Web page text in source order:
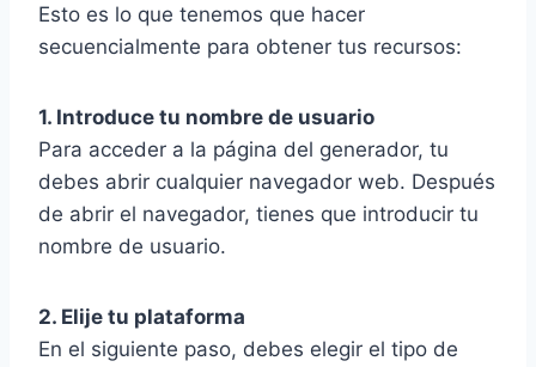
Esto es lo que tenemos que hacer
secuencialmente para obtener tus recursos:
1. Introduce tu nombre de usuario
Para acceder a la página del generador, tu
debes abrir cualquier navegador web. Después
de abrir el navegador, tienes que introducir tu
nombre de usuario.
2. Elije tu plataforma
En el siguiente paso, debes elegir el tipo de